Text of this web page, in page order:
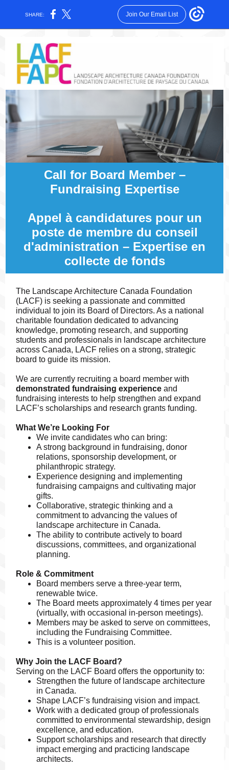
SHARE: Join Our Email List
Call for Board Member –
Fundraising Expertise
Appel à candidatures pour un
poste de membre du conseil
d'administration – Expertise en
collecte de fonds
The Landscape Architecture Canada Foundation
(LACF) is seeking a passionate and committed
individual to join its Board of Directors. As a national
charitable foundation dedicated to advancing
knowledge, promoting research, and supporting
students and professionals in landscape architecture
across Canada, LACF relies on a strong, strategic
board to guide its mission.
We are currently recruiting a board member with
demonstrated fundraising experience and
fundraising interests to help strengthen and expand
LACF’s scholarships and research grants funding.
What We’re Looking For
We invite candidates who can bring:
A strong background in fundraising, donor
relations, sponsorship development, or
philanthropic strategy.
Experience designing and implementing
fundraising campaigns and cultivating major
gifts.
Collaborative, strategic thinking and a
commitment to advancing the values of
landscape architecture in Canada.
The ability to contribute actively to board
discussions, committees, and organizational
planning.
Role & Commitment
Board members serve a three-year term,
renewable twice.
The Board meets approximately 4 times per year
(virtually, with occasional in-person meetings).
Members may be asked to serve on committees,
including the Fundraising Committee.
This is a volunteer position.
Why Join the LACF Board?
Serving on the LACF Board offers the opportunity to:
Strengthen the future of landscape architecture
in Canada.
Shape LACF’s fundraising vision and impact.
Work with a dedicated group of professionals
committed to environmental stewardship, design
excellence, and education.
Support scholarships and research that directly
impact emerging and practicing landscape
architects.